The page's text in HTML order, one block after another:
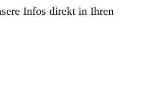
Infos direkt in Ihren